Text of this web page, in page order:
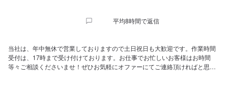
平均8時間で返信
当社は、年中無休で営業しておりますので土日祝日も大歓迎です。作業時間
受付は、17時まで受け付けております。お仕事でお忙しいお客様はお時間
等々ご相談くださいませ！ぜひお気軽にオファーにてご連絡頂ければと思い